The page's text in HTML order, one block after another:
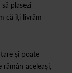
plasezi
că îți livrăm
și poate
aceleași,